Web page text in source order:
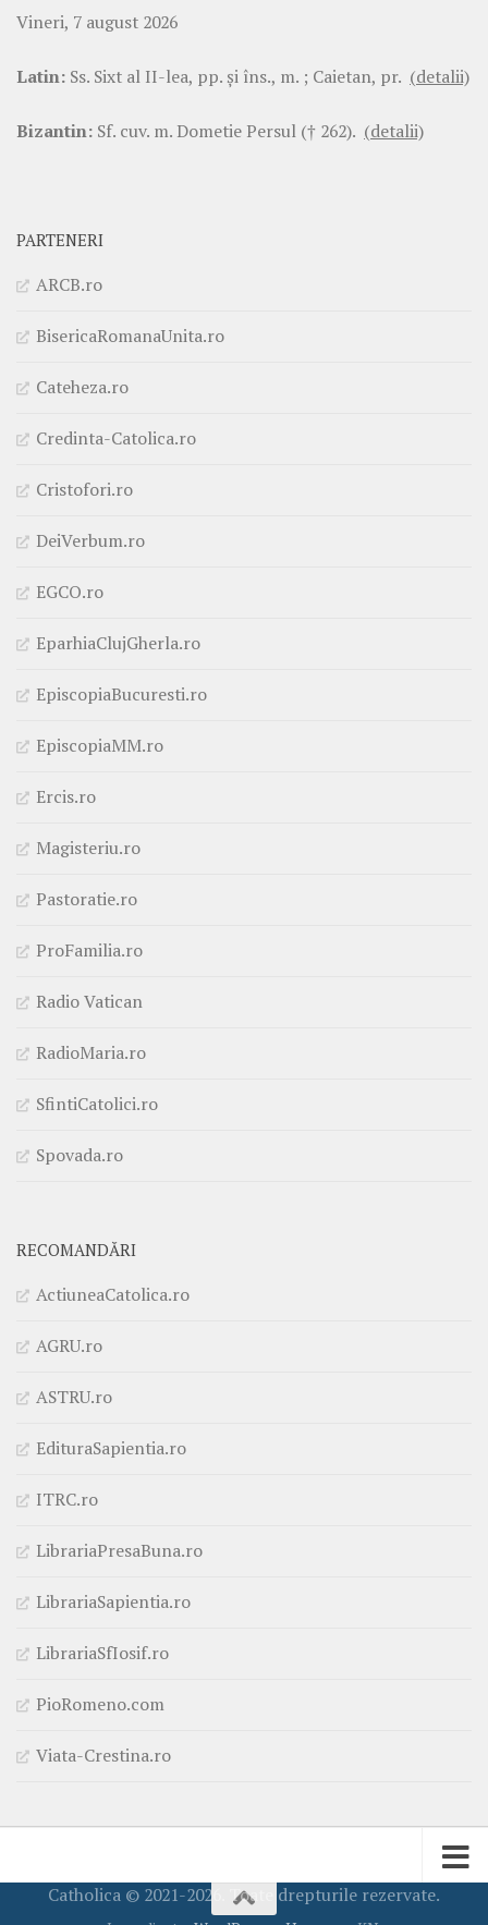
Vineri, 7 august 2026
Latin: Ss. Sixt al II-lea, pp. şi îns., m. ; Caietan, pr. (detalii)
Bizantin: Sf. cuv. m. Dometie Persul († 262). (detalii)
PARTENERI
ARCB.ro
BisericaRomanaUnita.ro
Cateheza.ro
Credinta-Catolica.ro
Cristofori.ro
DeiVerbum.ro
EGCO.ro
EparhiaClujGherla.ro
EpiscopiaBucuresti.ro
EpiscopiaMM.ro
Ercis.ro
Magisteriu.ro
Pastoratie.ro
ProFamilia.ro
Radio Vatican
RadioMaria.ro
SfintiCatolici.ro
Spovada.ro
RECOMANDĂRI
ActiuneaCatolica.ro
AGRU.ro
ASTRU.ro
EdituraSapientia.ro
ITRC.ro
LibrariaPresaBuna.ro
LibrariaSapientia.ro
LibrariaSfIosif.ro
PioRomeno.com
Viata-Crestina.ro
Catholica © 2021-2026. Toate drepturile rezervate.